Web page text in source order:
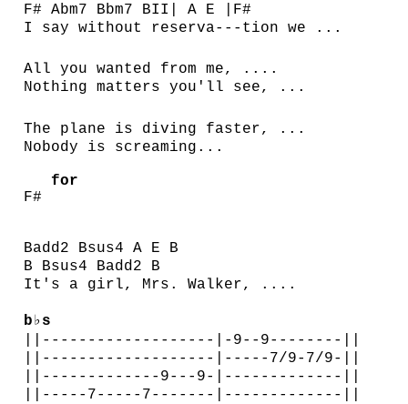
F# Abm7 Bbm7 BII| A E |F#
I say without reserva---tion we ...
All you wanted from me, ....
Nothing matters you'll see, ...
The plane is diving faster, ...
Nobody is screaming...
F#
for
Badd2 Bsus4 A E B
B Bsus4 Badd2 B
It's a girl, Mrs. Walker, ....
b♭s
||-------------------|-9--9--------||
||-------------------|-----7/9-7/9-||
||-------------9---9-|-------------||
||-----7-----7-------|-------------||